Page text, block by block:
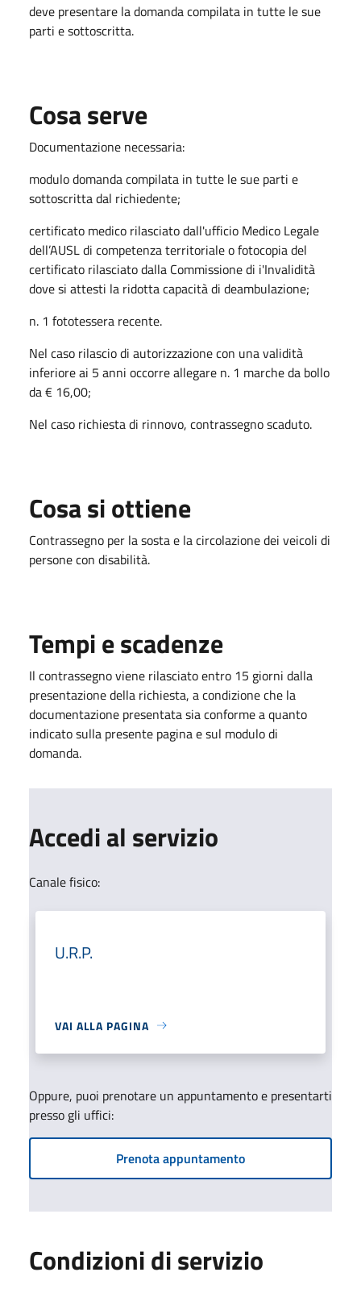
deve presentare la domanda compilata in tutte le sue
parti e sottoscritta.
Cosa serve
Documentazione necessaria:
modulo domanda compilata in tutte le sue parti e
sottoscritta dal richiedente;
certificato medico rilasciato dall'ufficio Medico Legale
dell’AUSL di competenza territoriale o fotocopia del
certificato rilasciato dalla Commissione di i'Invalidità
dove si attesti la ridotta capacità di deambulazione;
n. 1 fototessera recente.
Nel caso rilascio di autorizzazione con una validità
inferiore ai 5 anni occorre allegare n. 1 marche da bollo
da € 16,00;
Nel caso richiesta di rinnovo, contrassegno scaduto.
Cosa si ottiene
Contrassegno per la sosta e la circolazione dei veicoli di
persone con disabilità.
Tempi e scadenze
Il contrassegno viene rilasciato entro 15 giorni dalla
presentazione della richiesta, a condizione che la
documentazione presentata sia conforme a quanto
indicato sulla presente pagina e sul modulo di
domanda.
Accedi al servizio
Canale fisico:
U.R.P.
VAI ALLA PAGINA
Oppure, puoi prenotare un appuntamento e presentarti
presso gli uffici:
Prenota appuntamento
Condizioni di servizio